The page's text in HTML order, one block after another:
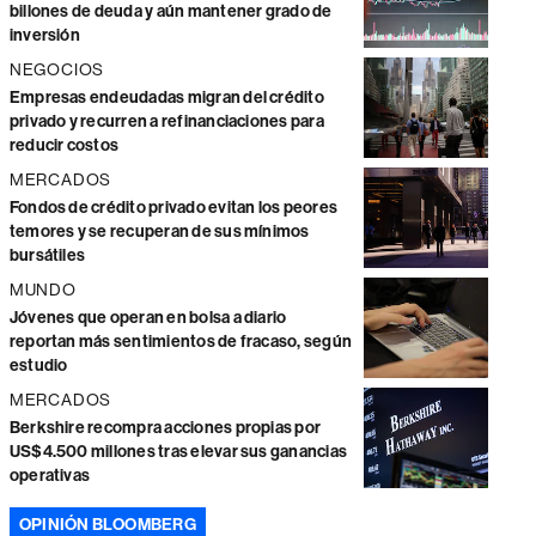
billones de deuda y aún mantener grado de
inversión
NEGOCIOS
Empresas endeudadas migran del crédito
privado y recurren a refinanciaciones para
reducir costos
MERCADOS
Fondos de crédito privado evitan los peores
temores y se recuperan de sus mínimos
bursátiles
MUNDO
Jóvenes que operan en bolsa a diario
reportan más sentimientos de fracaso, según
estudio
MERCADOS
Berkshire recompra acciones propias por
US$4.500 millones tras elevar sus ganancias
operativas
OPINIÓN BLOOMBERG